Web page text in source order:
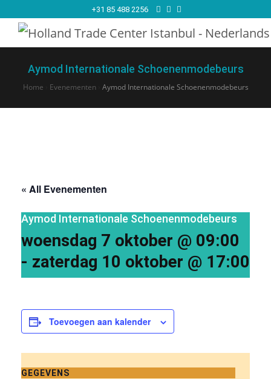
+31 85 488 2256
Aymod Internationale Schoenenmodebeurs
Home Evenementen› Aymod Internationale Schoenenmodebeurs
« All Evenementen
Aymod Internationale Schoenenmodebeurs
woensdag 7 oktober @ 09:00
- zaterdag 10 oktober @ 17:00
Toevoegen aan kalender
GEGEVENS